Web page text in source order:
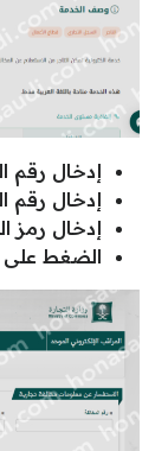
إدخال رقم
إدخال رقم
إدخال رمز
الضغط